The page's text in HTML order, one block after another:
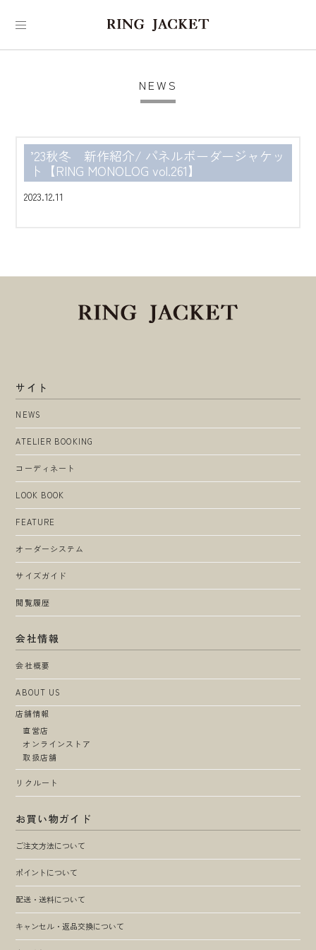
NEWS
’23秋冬 新作紹介/ パネルボーダージャケッ
ト【RING MONOLOG vol.261】
2023.12.11
サイト
NEWS
ATELIER BOOKING
コーディネート
LOOK BOOK
FEATURE
オーダーシステム
サイズガイド
閲覧履歴
会社情報
会社概要
ABOUT US
店舗情報
直営店
オンラインストア
取扱店舗
リクルート
お買い物ガイド
ご注文方法について
ポイントについて
配送・送料について
キャンセル・返品交換について